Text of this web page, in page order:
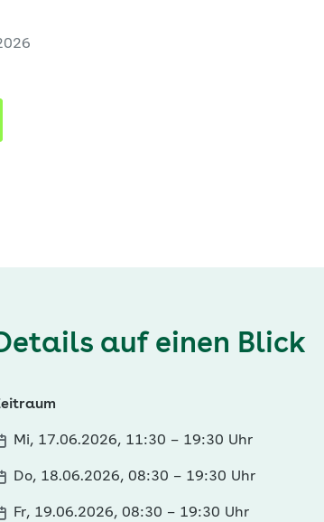
auf einen Blick
Mi, 17.06.2026, 11:30 – 19:30 Uhr
Do, 18.06.2026, 08:30 – 19:30 Uhr
Fr, 19.06.2026, 08:30 – 19:30 Uhr